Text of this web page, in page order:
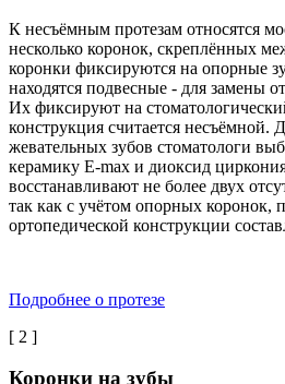
К несъёмным протезам относятся
несколько коронок, скреплённых
коронки фиксируются на опорные
находятся подвесные - для замены
Их фиксируют на
конструкция считается несъёмной.
жевательных зубов стоматологи
керамику E-max и диоксид
восстанавливают не более двух
так как с учётом опорных коронок,
ортопедической конструкции
Подробнее о протезе
[ 2 ]
Коронки на зубы